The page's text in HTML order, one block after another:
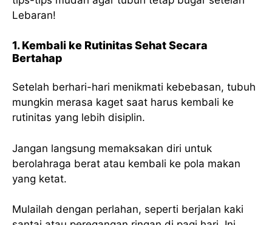
Lebaran!
1. Kembali ke Rutinitas Sehat Secara
Bertahap
Setelah berhari-hari menikmati kebebasan, tubuh
mungkin merasa kaget saat harus kembali ke
rutinitas yang lebih disiplin.
Jangan langsung memaksakan diri untuk
berolahraga berat atau kembali ke pola makan
yang ketat.
Mulailah dengan perlahan, seperti berjalan kaki